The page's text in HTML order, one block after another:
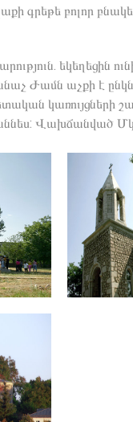
գրեթե բոլոր
եկեղեցին
Ժամն աչքի է
կառույցների
Վախճանված